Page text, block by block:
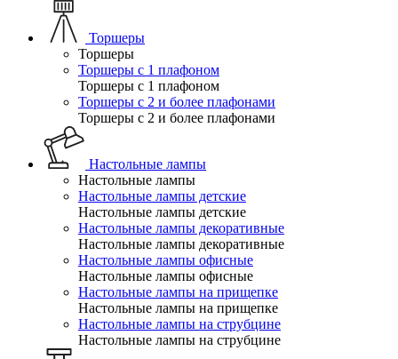
Торшеры
Торшеры
Торшеры с 1 плафоном
Торшеры с 1 плафоном
Торшеры с 2 и более плафонами
Торшеры с 2 и более плафонами
Настольные лампы
Настольные лампы
Настольные лампы детские
Настольные лампы детские
Настольные лампы декоративные
Настольные лампы декоративные
Настольные лампы офисные
Настольные лампы офисные
Настольные лампы на прищепке
Настольные лампы на прищепке
Настольные лампы на струбцине
Настольные лампы на струбцине